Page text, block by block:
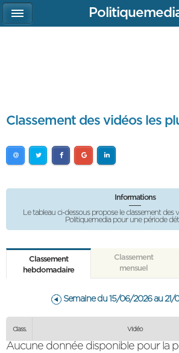
Classement des vidéos les
Informations
Le tableau ci-dessous propose le classement des
Politiquemedia pour une période
Classement
hebdomadaire
Classement
mensuel
Semaine du 15/06/2026 au 21/
Vidéo
Aucune donnée disponible pour la